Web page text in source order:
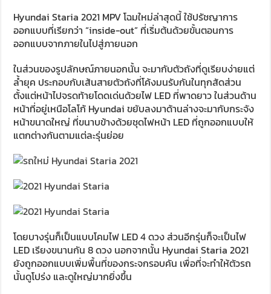
Hyundai Staria 2021 MPV โฉมใหม่ล่าสุดนี้ ใช้ปรัชญาการ
ออกแบบที่เรียกว่า “inside-out” ที่เริ่มต้นด้วยขั้นตอนการ
ออกแบบจากภายในไปสู่ภายนอก
ในส่วนของรูปลักษณ์ภายนอกนั้น จะมากับตัวถังที่ดูเรียบง่ายแต่
ล้ำยุค ประกอบกับเส้นสายตัวถังที่โค้งมนรับกันในทุกสัดส่วน
ตั้งแต่หน้าไปจรดท้ายโดดเด่นด้วยไฟ LED ที่พาดยาว ในส่วนด้าน
หน้าที่อยู่เหนือโลโก้ Hyundai ขยับลงมาด้านล่างจะมากับกระจัง
หน้าขนาดใหญ่ ที่ขนาบข้างด้วยชุดไฟหน้า LED ที่ถูกออกแบบให้
แตกต่างกันตามแต่ละรุ่นย่อย
โดยบางรุ่นก็เป็นแบบโคมไฟ LED 4 ดวง ส่วนอีกรุ่นก็จะเป็นไฟ
LED เรียงขนานกัน 8 ดวง นอกจากนั้น Hyundai Staria 2021
ยังถูกออกแบบเพิ่มพื้นที่ของกระจกรอบคัน เพื่อที่จะทำให้ตัวรถ
นั้นดูโปร่ง และดูใหญ่มากยิ่งขึ้น